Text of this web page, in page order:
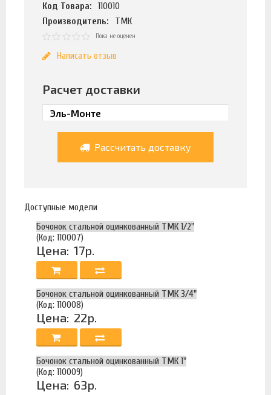
Код Товара:
110010
Производитель:
ТМК
Пока не оценен
Написать отзыв
Расчет доставки
Рассчитать доставку
Доступные модели
Бочонок стальной оцинкованный ТМК 1/2"
(Код: 110007)
Цена: 17р.
Бочонок стальной оцинкованный ТМК 3/4"
(Код: 110008)
Цена: 22р.
Бочонок стальной оцинкованный ТМК 1"
(Код: 110009)
Цена: 63р.